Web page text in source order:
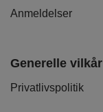
Anmeldelser
Generelle
Privatlivspolitik